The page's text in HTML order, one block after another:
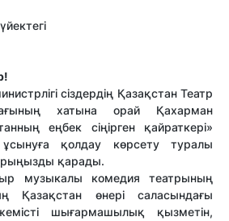
сіздердің Қазақстан Театр
хатына орай Қахарман
еңбек сіңірген қайраткері»
қолдау көрсету туралы
қарады.
музыкалы комедия театрының
Қазақстан өнері саласындағы
шығармашылық қызметін,